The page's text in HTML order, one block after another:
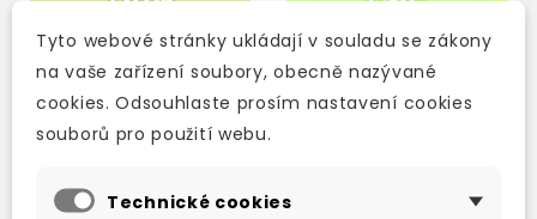
Tyto webové stránky ukládají v souladu se zákony
na vaše zařízení soubory, obecně nazývané
cookies. Odsouhlaste prosím nastavení cookies
souborů pro použití webu.
Technické cookies